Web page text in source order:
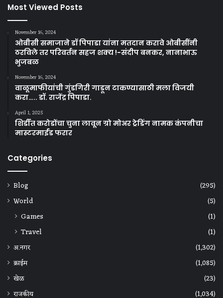
Most Viewed Posts
November 16, 2024
ओबीसी समाजाने डॉ पिपाडा यांना मतदान करावे ओबीसींनी
ठरविले तर परिवर्तन सहज शक्य !-संदीप बनकर, नानाभाऊ
भुजबळ
November 16, 2024
वाळूमाफीयांची गुंडगिरी गाडून टाकण्यासाठी मला विजयी
करा….. डॉ. राजेंद्र पिपाडा.
April 1, 2025
शिर्डीत करोडोंचा चुना लावून ग्रो मोअर ट्रेडिंग नामक कंपनीचा
मास्टरमाईंड फरार
Categories
Blog
(295)
World
(5)
Games
(1)
Travel
(1)
अ.नगर
(1,302)
क्राईम
(1,085)
खेळ
(23)
राजकीय
(1,034)